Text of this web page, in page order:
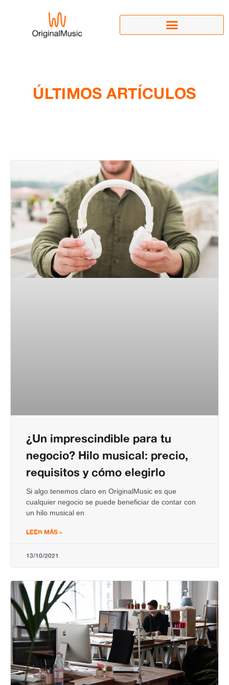
ÚLTIMOS ARTÍCULOS
¿Un imprescindible para tu
negocio? Hilo musical: precio,
requisitos y cómo elegirlo
Si algo tenemos claro en OriginalMusic es que
cualquier negocio se puede beneficiar de contar con
un hilo musical en
LEER MÁS »
13/10/2021